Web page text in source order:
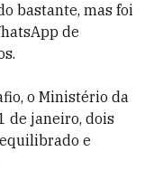
bastante, mas foi
de
o Ministério da
de janeiro, dois
e